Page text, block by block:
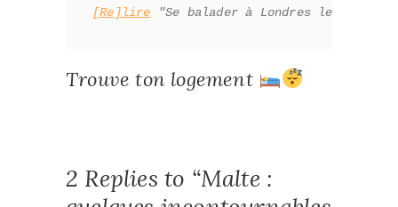
[Re]lire "Se balader à Londres le temps
Trouve ton logement
2 Replies to “Malte :